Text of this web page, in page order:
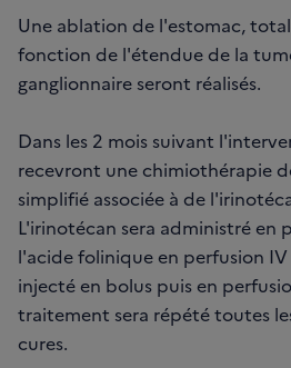
Une ablation de l'estomac,
fonction de l'étendue de la
ganglionnaire seront réalisés.
Dans les 2 mois suivant
recevront une chimiothérapie
simplifié associée à de
L'irinotécan sera administré en
l'acide folinique en perfusion IV
injecté en bolus puis en
traitement sera répété toutes
cures.